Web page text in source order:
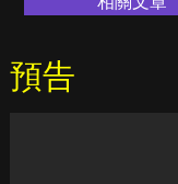
預告